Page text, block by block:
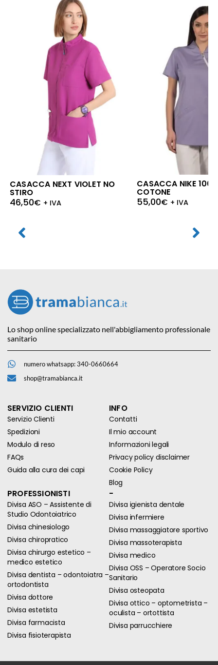
CASACCA NEXT VIOLET NO
STIRO
46,50€ + IVA
CASACCA NIKE
COTONE
55,00€ + IVA
Lo shop online specializzato nell'abbigliamento professionale
sanitario
numero whatsapp: 340-0660664
shop@tramabianca.it
SERVIZIO CLIENTI
Servizio Clienti
Spedizioni
Modulo di reso
FAQs
Guida alla cura dei capi
INFO
Contatti
Il mio account
Informazioni legali
Privacy policy disclaimer
Cookie Policy
Blog
PROFESSIONISTI
Divisa ASO – Assistente di
Studio Odontoiatrico
Divisa chinesiologo
Divisa chiropratico
Divisa chirurgo estetico –
medico estetico
Divisa dentista – odontoiatra –
ortodontista
Divisa dottore
Divisa estetista
Divisa farmacista
Divisa fisioterapista
-
Divisa igienista dentale
Divisa infermiere
Divisa massaggiatore sportivo
Divisa massoterapista
Divisa medico
Divisa OSS – Operatore Socio
Sanitario
Divisa osteopata
Divisa ottico – optometrista –
oculista – ortottista
Divisa parrucchiere